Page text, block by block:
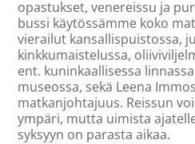
opastukset, venereissu ja
bussi käytössämme koko
vierailut kansallispuistossa,
kinkkumaistelussa,
ent. kuninkaallisessa
museossa, sekä Leena
matkanjohtajuus. Reissun
ympäri, mutta uimista
syksyyn on parasta aikaa.